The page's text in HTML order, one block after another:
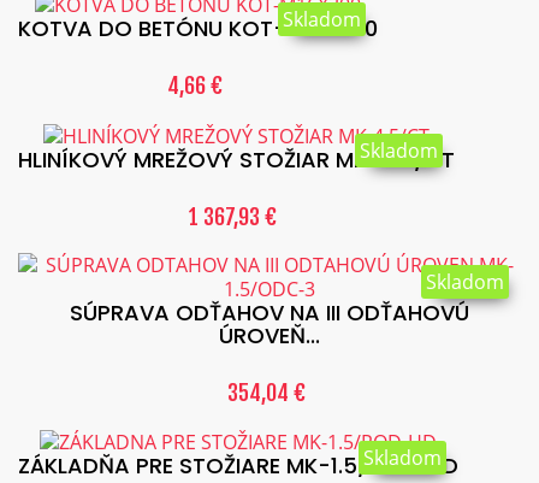
KOTVA DO BETÓNU KOT-M16X300
4,66 €
Skladom
HLINÍKOVÝ MREŽOVÝ STOŽIAR MK-4.5/CT
1 367,93 €
Skladom
SÚPRAVA ODŤAHOV NA III ODŤAHOVÚ
ÚROVEŇ...
354,04 €
Skladom
ZÁKLADŇA PRE STOŽIARE MK-1.5/POD-HD
Skladom